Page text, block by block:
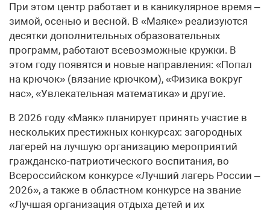
При этом центр работает и в каникулярное время –
зимой, осенью и весной. В «Маяке» реализуются
десятки дополнительных образовательных
программ, работают всевозможные кружки. В
этом году появятся и новые направления: «Попал
на крючок» (вязание крючком), «Физика вокруг
нас», «Увлекательная математика» и другие.
В 2026 году «Маяк» планирует принять участие в
нескольких престижных конкурсах: загородных
лагерей на лучшую организацию мероприятий
гражданско-патриотического воспитания, во
Всероссийском конкурсе «Лучший лагерь России –
2026», а также в областном конкурсе на звание
«Лучшая организация отдыха детей и их